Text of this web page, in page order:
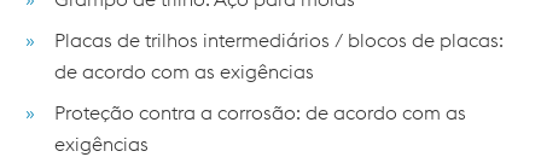
Placas de trilhos intermediários / blocos de placas:
de acordo com as exigências
Proteção contra a corrosão: de acordo com as
exigências